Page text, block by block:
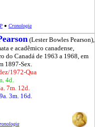
● Cronologia
(Lester Bowles Pearson),
e acadêmico canadense,
do Canadá de 1963 a 1968, em
1897-Sex.
1972-Qua
4d.
7m. 12d.
3m. 16d.